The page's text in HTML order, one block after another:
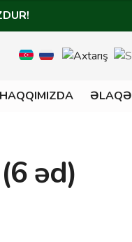
HAQQIMIZDA ƏLAQƏ
əd)